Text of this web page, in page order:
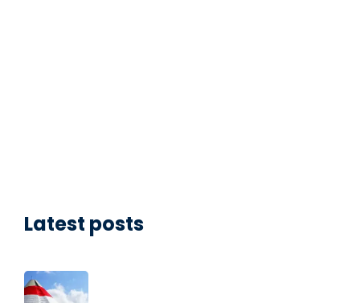
Latest posts